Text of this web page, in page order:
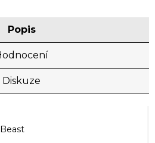
Popis
Diskuze